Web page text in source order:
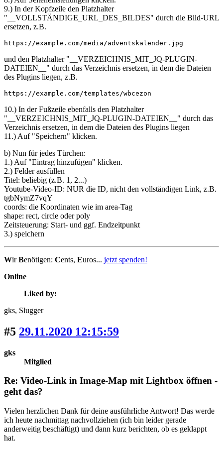
9.) In der Kopfzeile den Platzhalter
"__VOLLSTÄNDIGE_URL_DES_BILDES" durch die Bild-URL
ersetzen, z.B.
https://example.com/media/adventskalender.jpg
und den Platzhalter "__VERZEICHNIS_MIT_JQ-PLUGIN-
DATEIEN__" durch das Verzeichnis ersetzen, in dem die Dateien
des Plugins liegen, z.B.
https://example.com/templates/wbcezon
10.) In der Fußzeile ebenfalls den Platzhalter
"__VERZEICHNIS_MIT_JQ-PLUGIN-DATEIEN__" durch das
Verzeichnis ersetzen, in dem die Dateien des Plugins liegen
11.) Auf "Speichern" klicken.
b) Nun für jedes Türchen:
1.) Auf "Eintrag hinzufügen" klicken.
2.) Felder ausfüllen
Titel: beliebig (z.B. 1, 2...)
Youtube-Video-ID: NUR die ID, nicht den vollständigen Link, z.B.
tgbNymZ7vqY
coords: die Koordinaten wie im area-Tag
shape: rect, circle oder poly
Zeitsteuerung: Start- und ggf. Endzeitpunkt
3.) speichern
WirBenötigen: Cents, Euros... jetzt spenden!
Online
Liked by:
gks, Slugger
#5 29.11.2020 12:15:59
gks
Mitglied
Re: Video-Link in Image-Map mit Lightbox öffnen -
geht das?
Vielen herzlichen Dank für deine ausführliche Antwort! Das werde
ich heute nachmittag nachvollziehen (ich bin leider gerade
anderweitig beschäftigt) und dann kurz berichten, ob es geklappt
hat.